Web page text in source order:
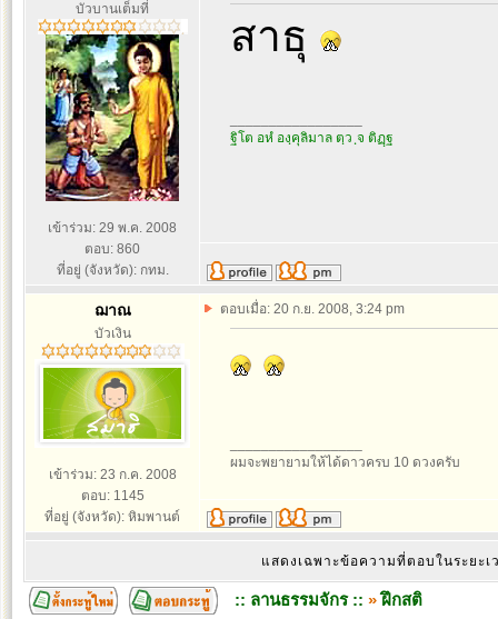
บัวบานเต็มที่
เข้าร่วม: 29 พ.ค. 2008
ตอบ: 860
ที่อยู่ (จังหวัด): กทม.
สาธุ
ฐิโต อหํ องฺคุลิมาล ตฺว ฺจ ติฏฺฐ
ฌาณ
บัวเงิน
เข้าร่วม: 23 ก.ค. 2008
ตอบ: 1145
ที่อยู่ (จังหวัด): หิมพานต์
ตอบเมื่อ: 20 ก.ย. 2008, 3:24 pm
ผมจะพยายามให้ได้ดาวครบ 10 ดวงครับ
แสดงเฉพาะข้อความที่ตอบในระยะ
:: ลานธรรมจักร :: »ฝึกสติ